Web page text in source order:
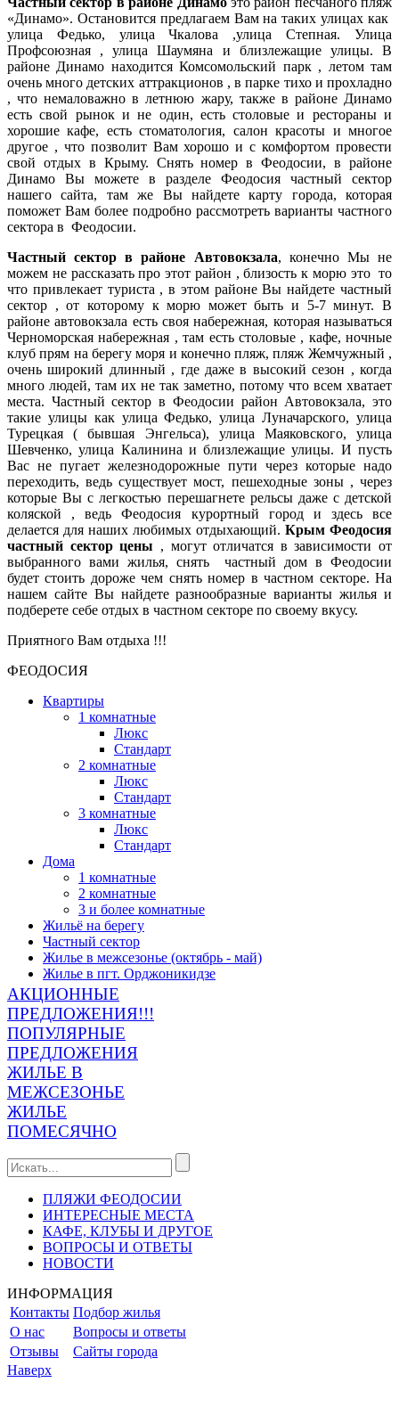
«Динамо». Остановится предлагаем Вам на таких улицах как
улица Федько, улица Чкалова ,улица Степная. Улица
Профсоюзная , улица Шаумяна и близлежащие улицы. В
районе Динамо находится Комсомольский парк , летом там
очень много детских аттракционов , в парке тихо и прохладно
, что немаловажно в летнюю жару, также в районе Динамо
есть свой рынок и не один, есть столовые и рестораны и
хорошие кафе, есть стоматология, салон красоты и многое
другое , что позволит Вам хорошо и с комфортом провести
свой отдых в Крыму. Снять номер в Феодосии, в районе
Динамо Вы можете в разделе Феодосия частный сектор
нашего сайта, там же Вы найдете карту города, которая
поможет Вам более подробно рассмотреть варианты частного
сектора в Феодосии.
Частный сектор в районе Автовокзала, конечно Мы не
можем не рассказать про этот район , близость к морю это то
что привлекает туриста , в этом районе Вы найдете частный
сектор , от которому к морю может быть и 5-7 минут. В
районе автовокзала есть своя набережная, которая называться
Черноморская набережная , там есть столовые , кафе, ночные
клуб прям на берегу моря и конечно пляж, пляж Жемчужный ,
очень широкий длинный , где даже в высокий сезон , когда
много людей, там их не так заметно, потому что всем хватает
места. Частный сектор в Феодосии район Автовокзала, это
такие улицы как улица Федько, улица Луначарского, улица
Турецкая ( бывшая Энгельса), улица Маяковского, улица
Шевченко, улица Калинина и близлежащие улицы. И пусть
Вас не пугает железнодорожные пути через которые надо
переходить, ведь существует мост, пешеходные зоны , через
которые Вы с легкостью перешагнете рельсы даже с детской
коляской , ведь Феодосия курортный город и здесь все
делается для наших любимых отдыхающий. Крым Феодосия
частный сектор цены , могут отличатся в зависимости от
выбранного вами жилья, снять частный дом в Феодосии
будет стоить дороже чем снять номер в частном секторе. На
нашем сайте Вы найдете разнообразные варианты жилья и
подберете себе отдых в частном секторе по своему вкусу.
Приятного Вам отдыха !!!
ФЕОДОСИЯ
Квартиры
1 комнатные
Люкс
Стандарт
2 комнатные
Люкс
Стандарт
3 комнатные
Люкс
Стандарт
Дома
1 комнатные
2 комнатные
3 и более комнатные
Жильё на берегу
Частный сектор
Жилье в межсезонье (октябрь - май)
Жилье в пгт. Орджоникидзе
АКЦИОННЫЕ
ПРЕДЛОЖЕНИЯ!!!
ПОПУЛЯРНЫЕ
ПРЕДЛОЖЕНИЯ
ЖИЛЬЕ В
МЕЖСЕЗОНЬЕ
ЖИЛЬЕ
ПОМЕСЯЧНО
ПЛЯЖИ ФЕОДОСИИ
ИНТЕРЕСНЫЕ МЕСТА
КАФЕ, КЛУБЫ И ДРУГОЕ
ВОПРОСЫ И ОТВЕТЫ
НОВОСТИ
ИНФОРМАЦИЯ
Контакты Подбор жилья
О нас
Вопросы и ответы
Отзывы
Сайты города
Наверх